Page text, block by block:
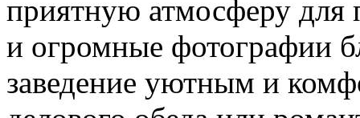
приятную атмосферу для
и огромные фотографии
заведение уютным и